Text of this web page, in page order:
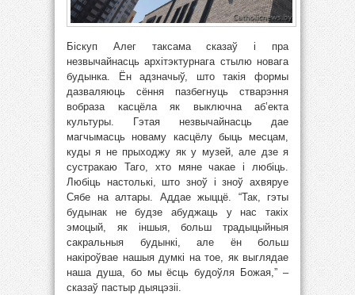
Біскуп Алег таксама сказаў і пра
незвычайнасць архітэктурнага стылю новага
будынка. Ён адзначыў, што такія формы
дазваляюць сёння пазбегнуць стварэння
вобраза касцёла як выключна аб’екта
культуры. Гэтая незвычайнасць дае
магчымасць новаму касцёлу быць месцам,
куды я не прыходжу як у музей, але дзе я
сустракаю Таго, хто мяне чакае і любіць.
Любіць настолькі, што зноў і зноў ахвяруе
Сябе на алтары. Аддае жыццё. “Так, гэты
будынак не будзе абуджаць у нас такіх
эмоцый, як іншыя, больш традыцыйныя
сакральныя будынкі, але ён больш
накіроўвае нашыя думкі на тое, як выглядае
наша душа, бо мы ёсць будоўля Божая,” –
сказаў пастыр дыяцэзіі.